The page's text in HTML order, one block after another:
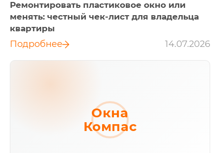
Ремонтировать пластиковое окно или
менять: честный чек-лист для владельца
квартиры
Подробнее 14.07.2026
Окна
Компас